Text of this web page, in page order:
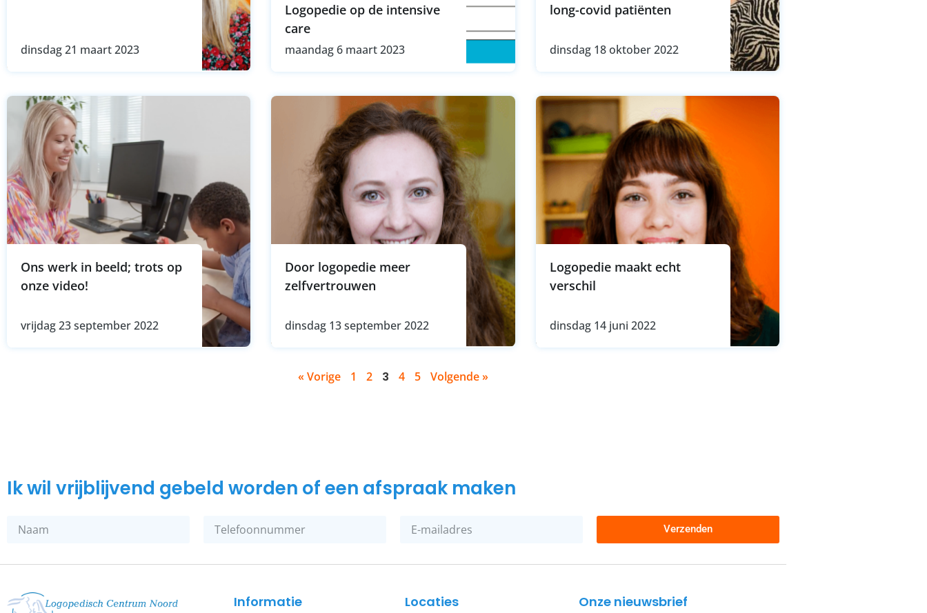
dinsdag 21 maart 2023
Logopedie op de intensive
care
maandag 6 maart 2023
long-covid patiënten
dinsdag 18 oktober 2022
Ons werk in beeld; trots op
onze video!
vrijdag 23 september 2022
Door logopedie meer
zelfvertrouwen
dinsdag 13 september 2022
Logopedie maakt echt
verschil
dinsdag 14 juni 2022
« Vorige 1 2 3 4 5 Volgende »
Ik wil vrijblijvend gebeld worden of een afspraak maken
Verzenden
Informatie Locaties Onze nieuwsbrief